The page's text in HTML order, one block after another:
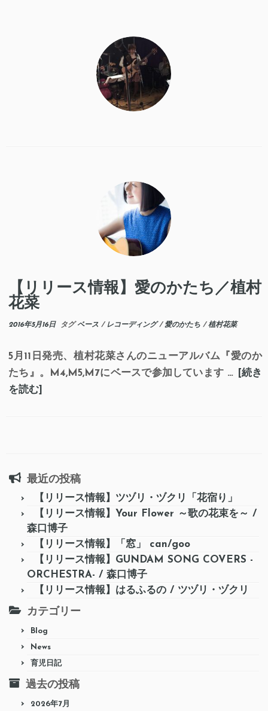
【リリース情報】愛のかたち／植村
花菜
2016年5月16日タグ ベース/ レコーディング/愛のかたち/植村花菜
5月11日発売、植村花菜さんのニューアルバム『愛のか
たち』。M4,M5,M7にベースで参加しています …
[続き
を読む]
最近の投稿
【リリース情報】ツヅリ・ヅクリ「花宿り」
【リリース情報】Your Flower ～歌の花束を～ /
森口博子
【リリース情報】「窓」 can/goo
【リリース情報】GUNDAM SONG COVERS -
ORCHESTRA- / 森口博子
【リリース情報】はるふるの / ツヅリ・ヅクリ
カテゴリー
Blog
News
育児日記
過去の投稿
2026年7月